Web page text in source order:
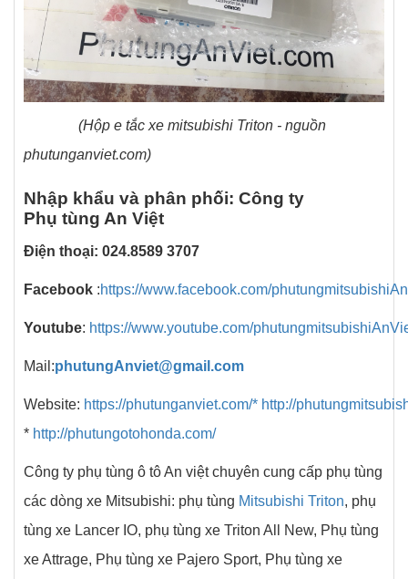
(Hộp e tắc xe mitsubishi Triton - nguồn
phutunganviet.com)
Nhập khẩu và phân phối: Công ty
Phụ tùng An Việt
Điện thoại: 024.8589 3707
Facebook :https://www.facebook.com/
Youtube: https://www.youtube.com/
Mail:phutungAnviet@gmail.com
Website: https://phutunganviet.com/* http://
* http://phutungotohonda.com/
Công ty phụ tùng ô tô An việt chuyên cung cấp phụ tùng
các dòng xe Mitsubishi: phụ tùng Mitsubishi Triton, phụ
tùng xe Lancer IO, phụ tùng xe Triton All New, Phụ tùng
xe Attrage, Phụ tùng xe Pajero Sport, Phụ tùng xe